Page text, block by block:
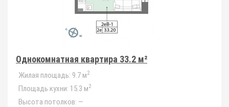
Однокомнатная квартира 33.2 м²
Жилая площадь: 9.7 м2
Площадь кухни: 15.3 м2
Высота потолков: —